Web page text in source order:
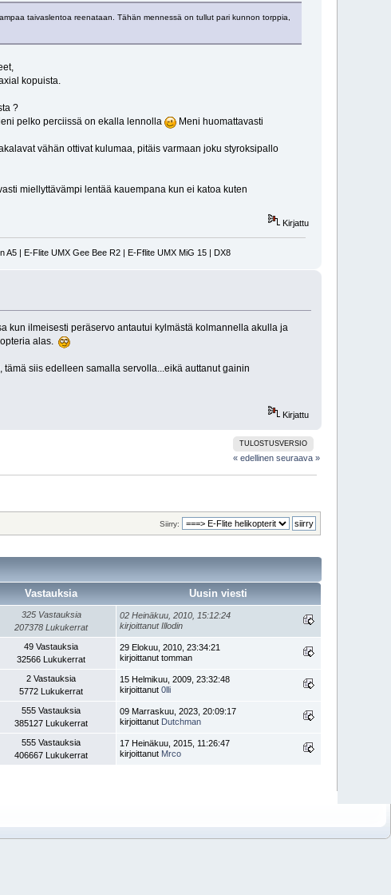
taivaslentoa reenataan. Tähän mennessä on tullut pari kunnon torppia,
kopuista.
?
pelko perciissä on ekalla lennolla
Meni huomattavasti
vähän ottivat kulumaa, pitäis varmaan joku styroksipallo
miellyttävämpi lentää kauempana kun ei katoa kuten
Kirjattu
A5 | E-Flite UMX Gee Bee R2 | E-Fflite UMX MiG 15 | DX8
kun ilmeisesti peräservo antautui kylmästä kolmannella akulla ja
alas.
siis edelleen samalla servolla...eikä auttanut gainin
Kirjattu
TULOSTUSVERSIO
« edellinen seuraava »
Siirry:
Vastauksia Uusin viesti
325 Vastauksia
207378 Lukukerrat
02 Heinäkuu, 2010, 15:12:24
kirjoittanut Illodin
49 Vastauksia
32566 Lukukerrat
29 Elokuu, 2010, 23:34:21
kirjoittanut tomman
2 Vastauksia
5772 Lukukerrat
15 Helmikuu, 2009, 23:32:48
kirjoittanut0lli
555 Vastauksia
385127 Lukukerrat
09 Marraskuu, 2023, 20:09:17
kirjoittanut Dutchman
555 Vastauksia
406667 Lukukerrat
17 Heinäkuu, 2015, 11:26:47
kirjoittanut Mrco